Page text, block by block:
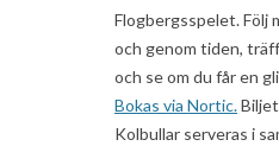
Flogbergsspelet. Följ
och genom tiden,
och se om du får en
Bokas via Nortic.
Kolbullar serveras i